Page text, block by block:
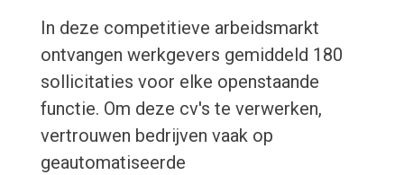
In deze competitieve arbeidsmarkt
ontvangen werkgevers gemiddeld 180
sollicitaties voor elke openstaande
functie. Om deze cv's te verwerken,
vertrouwen bedrijven vaak op
geautomatiseerde